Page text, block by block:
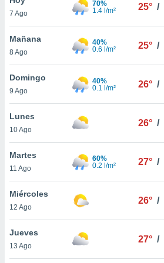
en
más
nuestra
de
cookies
aceptar
7 Ago
70%
1.4 l/m²
25° /
Mañana
8 Ago
40%
0.6 l/m²
25° /
Domingo
9 Ago
40%
0.1 l/m²
26° /
Lunes
10 Ago
26° /
Martes
11 Ago
60%
0.2 l/m²
27° /
Miércoles
12 Ago
26° /
Jueves
13 Ago
27° /